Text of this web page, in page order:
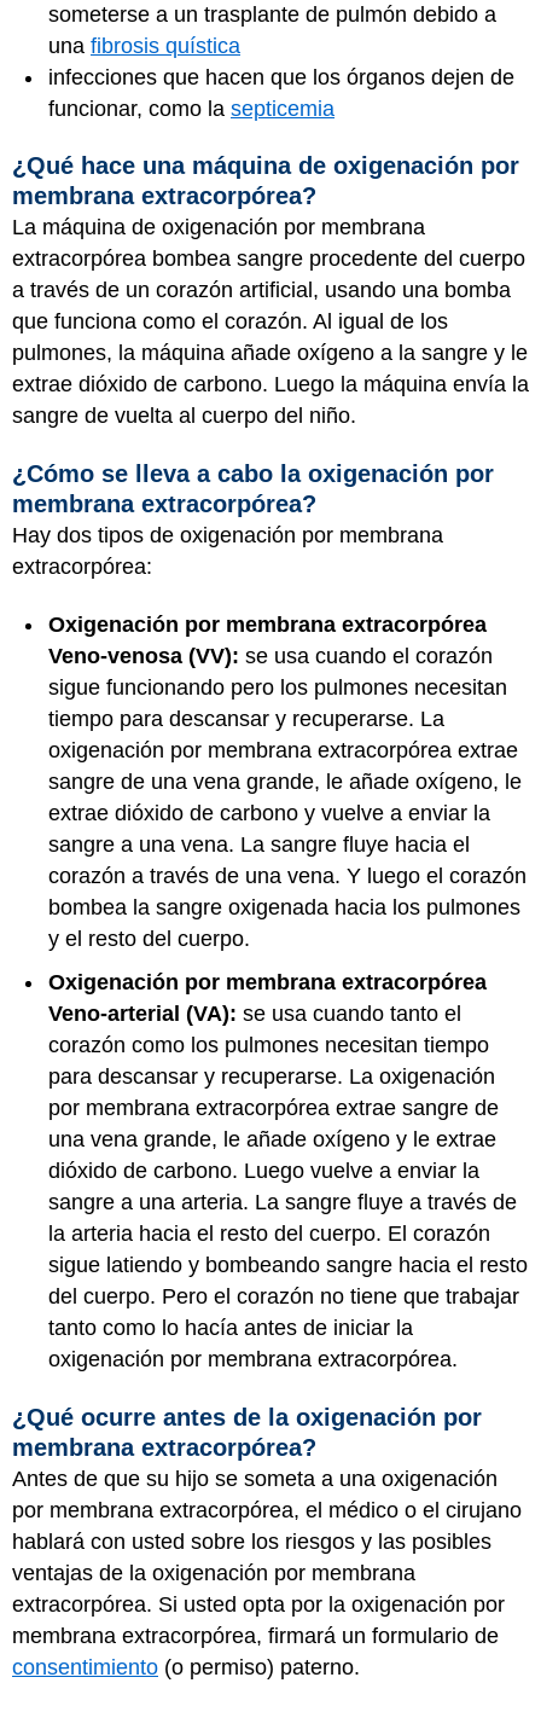
someterse a un trasplante de pulmón debido a
una fibrosis quística
infecciones que hacen que los órganos dejen de
funcionar, como la septicemia
¿Qué hace una máquina de oxigenación por
membrana extracorpórea?
La máquina de oxigenación por membrana
extracorpórea bombea sangre procedente del cuerpo
a través de un corazón artificial, usando una bomba
que funciona como el corazón. Al igual de los
pulmones, la máquina añade oxígeno a la sangre y le
extrae dióxido de carbono. Luego la máquina envía la
sangre de vuelta al cuerpo del niño.
¿Cómo se lleva a cabo la oxigenación por
membrana extracorpórea?
Hay dos tipos de oxigenación por membrana
extracorpórea:
Oxigenación por membrana extracorpórea
Veno-venosa (VV): se usa cuando el corazón
sigue funcionando pero los pulmones necesitan
tiempo para descansar y recuperarse. La
oxigenación por membrana extracorpórea extrae
sangre de una vena grande, le añade oxígeno, le
extrae dióxido de carbono y vuelve a enviar la
sangre a una vena. La sangre fluye hacia el
corazón a través de una vena. Y luego el corazón
bombea la sangre oxigenada hacia los pulmones
y el resto del cuerpo.
Oxigenación por membrana extracorpórea
Veno-arterial (VA): se usa cuando tanto el
corazón como los pulmones necesitan tiempo
para descansar y recuperarse. La oxigenación
por membrana extracorpórea extrae sangre de
una vena grande, le añade oxígeno y le extrae
dióxido de carbono. Luego vuelve a enviar la
sangre a una arteria. La sangre fluye a través de
la arteria hacia el resto del cuerpo. El corazón
sigue latiendo y bombeando sangre hacia el resto
del cuerpo. Pero el corazón no tiene que trabajar
tanto como lo hacía antes de iniciar la
oxigenación por membrana extracorpórea.
¿Qué ocurre antes de la oxigenación por
membrana extracorpórea?
Antes de que su hijo se someta a una oxigenación
por membrana extracorpórea, el médico o el cirujano
hablará con usted sobre los riesgos y las posibles
ventajas de la oxigenación por membrana
extracorpórea. Si usted opta por la oxigenación por
membrana extracorpórea, firmará un formulario de
consentimiento (o permiso) paterno.